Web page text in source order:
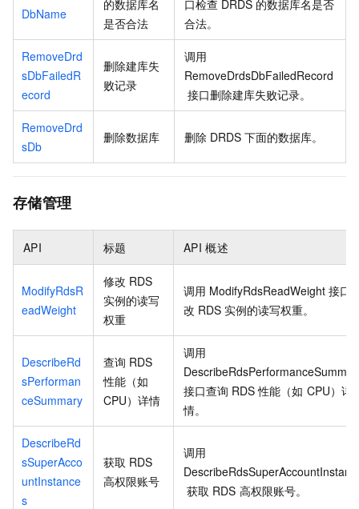
DbName
的数据库名
是否合法
口检查 DRDS 的数据库名是否
合法。
RemoveDrd
sDbFailedR
ecord
删除建库失
败记录
调用
RemoveDrdsDbFailedRecord
接口删除建库失败记录。
RemoveDrd
sDb
删除数据库 删除 DRDS 下面的数据库。
存储管理
API 标题 API 概述
ModifyRdsR
eadWeight
修改 RDS
实例的读写
权重
调用 ModifyRdsReadWeight 接口
改 RDS 实例的读写权重。
DescribeRd
sPerforman
ceSummary
查询 RDS
性能（如
CPU）详情
调用
接口查询 RDS 性能（如 CPU）详
情。
DescribeRd
sSuperAcco
untInstance
s
获取 RDS
高权限账号
调用
获取 RDS 高权限账号。